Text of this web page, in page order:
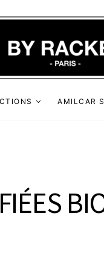
AMILCAR